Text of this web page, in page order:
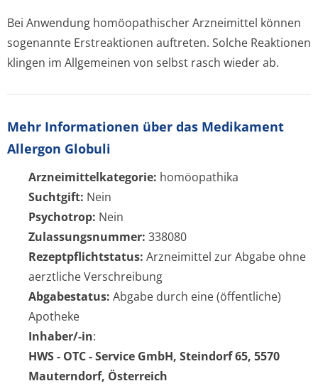
Bei Anwendung homöopathischer Arzneimittel können
sogenannte Erstreaktionen auftreten. Solche Reaktionen
klingen im Allgemeinen von selbst rasch wieder ab.
Mehr Informationen über das Medikament
Allergon Globuli
Arzneimittelkategorie: homöopathika
Suchtgift: Nein
Psychotrop: Nein
Zulassungsnummer: 338080
Rezeptpflichtstatus: Arzneimittel zur Abgabe ohne
aerztliche Verschreibung
Abgabestatus: Abgabe durch eine (öffentliche)
Apotheke
Inhaber/-in:
HWS - OTC - Service GmbH, Steindorf 65, 5570
Mauterndorf, Österreich